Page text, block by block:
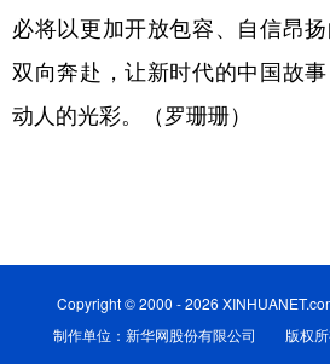
必将以更加开放包容、自信昂
双向奔赴，让新时代的中国故
动人的光彩。（罗珊珊）
Copyright © 2000 - 2026
制作单位：新华网股份有限公司 版权所